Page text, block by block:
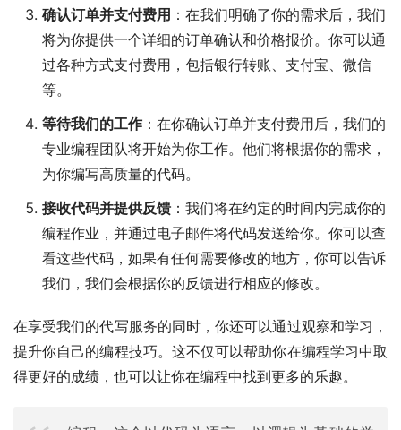
确认订单并支付费用 ：在我们明确了你的需求后，我们
将为你提供一个详细的订单确认和价格报价。你可以通
过各种方式支付费用，包括银行转账、支付宝、微信
等。
等待我们的工作：在你确认订单并支付费用后，我们的
专业编程团队将开始为你工作。他们将根据你的需求，
为你编写高质量的代码。
接收代码并提供反馈 ：我们将在约定的时间内完成你的
编程作业，并通过电子邮件将代码发送给你。你可以查
看这些代码，如果有任何需要修改的地方，你可以告诉
我们，我们会根据你的反馈进行相应的修改。
在享受我们的代写服务的同时，你还可以通过观察和学习，
提升你自己的编程技巧。这不仅可以帮助你在编程学习中取
得更好的成绩，也可以让你在编程中找到更多的乐趣。